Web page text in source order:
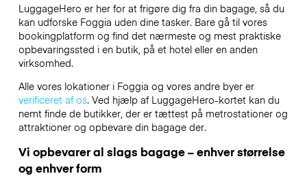
LuggageHero er her for at frigøre dig fra din bagage, så du
kan udforske Foggia uden dine tasker. Bare gå til vores
bookingplatform og find det nærmeste og mest praktiske
opbevaringssted i en butik, på et hotel eller en anden
virksomhed.
Alle vores lokationer i Foggia og vores andre byer er
verificeret af os. Ved hjælp af LuggageHero-kortet kan du
nemt finde de butikker, der er tættest på metrostationer og
attraktioner og opbevare din bagage der.
Vi opbevarer al slags bagage – enhver størrelse
og enhver form